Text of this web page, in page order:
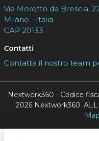
Via Moretto da Brescia,
Milano - Italia
CAP 20133
Contatti
Contatta il nostro team
Nextwork360 - Codice
2026 Nextwork360. ALL